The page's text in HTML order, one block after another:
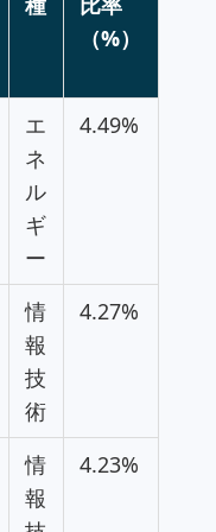
（%）
エ
ネ
ル
ギ
ー
4.49%
情
報
技
術
4.27%
情
報
4.23%